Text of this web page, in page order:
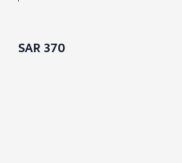
370 SAR